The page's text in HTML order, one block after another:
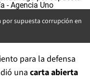
por supuesta corrupción en
para la defensa
una carta abierta